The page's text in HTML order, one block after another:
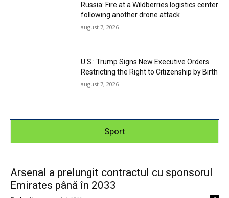
Russia: Fire at a Wildberries logistics center
following another drone attack
august 7, 2026
U.S.: Trump Signs New Executive Orders
Restricting the Right to Citizenship by Birth
august 7, 2026
Sport
Arsenal a prelungit contractul cu sponsorul
Emirates până în 2033